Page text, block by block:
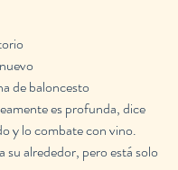
de baloncesto
es profunda, dice
y lo combate con vino.
su alrededor, pero está solo